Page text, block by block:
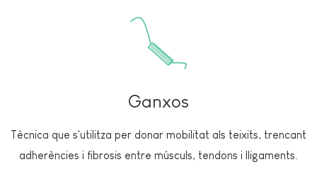
Ganxos
Tècnica que s'utilitza per donar mobilitat als teixits, trencant
adherències i fibrosis entre músculs, tendons i lligaments.